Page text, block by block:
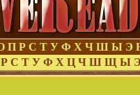
П Р С Т У Ф Х Ч Ш Ы Э
Р С Т У Ф Х Ц Ч Ш Щ Ы Э